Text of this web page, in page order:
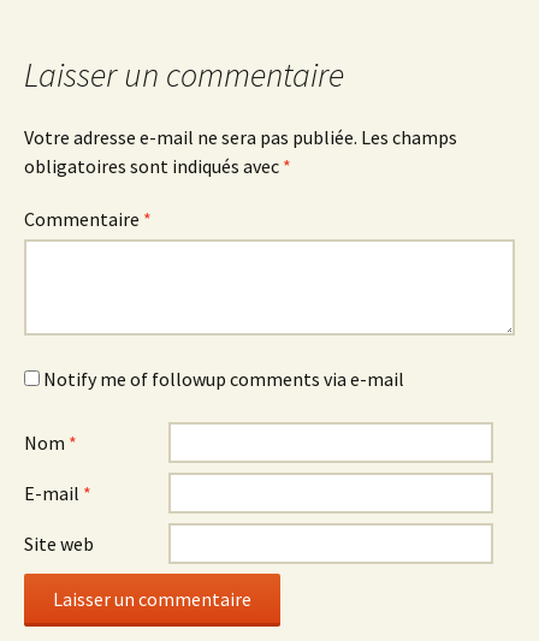
Laisser un commentaire
Votre adresse e-mail ne sera pas publiée. Les champs
obligatoires sont indiqués avec *
Commentaire *
Notify me of followup comments via e-mail
Nom *
E-mail *
Site web